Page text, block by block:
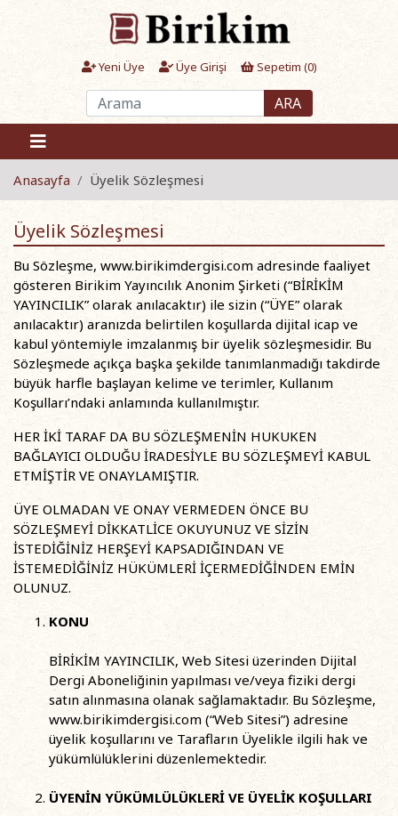
Yeni Üye Üye Girişi Sepetim (0)
ARA
Anasayfa Üyelik Sözleşmesi
Üyelik Sözleşmesi
Bu Sözleşme, www.birikimdergisi.com adresinde faaliyet
gösteren Birikim Yayıncılık Anonim Şirketi (“BİRİKİM
YAYINCILIK” olarak anılacaktır) ile sizin (“ÜYE” olarak
anılacaktır) aranızda belirtilen koşullarda dijital icap ve
kabul yöntemiyle imzalanmış bir üyelik sözleşmesidir. Bu
Sözleşmede açıkça başka şekilde tanımlanmadığı takdirde
büyük harfle başlayan kelime ve terimler, Kullanım
Koşulları’ndaki anlamında kullanılmıştır.
HER İKİ TARAF DA BU SÖZLEŞMENİN HUKUKEN
BAĞLAYICI OLDUĞU İRADESİYLE BU SÖZLEŞMEYİ KABUL
ETMİŞTİR VE ONAYLAMIŞTIR.
ÜYE OLMADAN VE ONAY VERMEDEN ÖNCE BU
SÖZLEŞMEYİ DİKKATLİCE OKUYUNUZ VE SİZİN
İSTEDİĞİNİZ HERŞEYİ KAPSADIĞINDAN VE
İSTEMEDİĞİNİZ HÜKÜMLERİ İÇERMEDİĞİNDEN EMİN
OLUNUZ.
KONU
BİRİKİM YAYINCILIK, Web Sitesi üzerinden Dijital
Dergi Aboneliğinin yapılması ve/veya fiziki dergi
satın alınmasına olanak sağlamaktadır. Bu Sözleşme,
www.birikimdergisi.com (“Web Sitesi”) adresine
üyelik koşullarını ve Tarafların Üyelikle ilgili hak ve
yükümlülüklerini düzenlemektedir.
ÜYENİN YÜKÜMLÜLÜKLERİ VE ÜYELİK KOŞULLARI